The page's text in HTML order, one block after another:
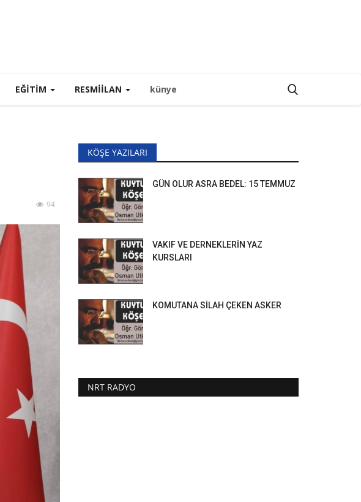
EĞİTİM RESMIILAN künye
94
KÖŞE YAZILARI
GÜN OLUR ASRA BEDEL: 15 TEMMUZ
VAKIF VE DERNEKLERİN YAZ
KURSLARI
KOMUTANA SİLAH ÇEKEN ASKER
NRT RADYO